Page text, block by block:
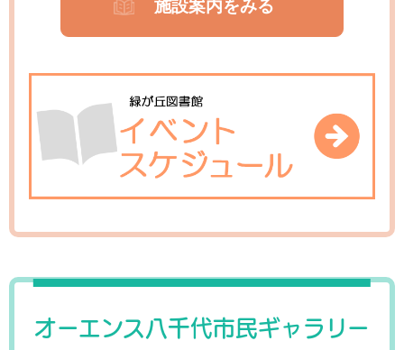
施設案内をみる
オーエンス八千代市民ギャラリー